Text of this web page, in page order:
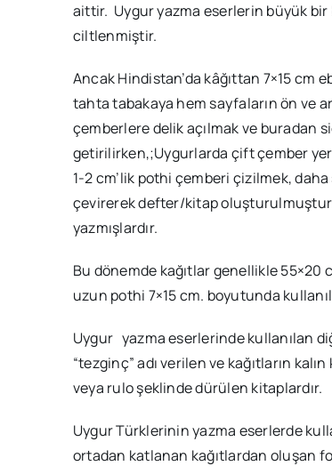
aittir. Uygur yazma eserlerin büyük bir
ciltlenmiştir.
Ancak Hindistan’da kâğıttan 7×15 cm
tahta tabakaya hem sayfaların ön ve
çemberlere delik açılmak ve buradan
getirilirken,;Uygurlarda çift çember
1-2 cm’lik pothi çemberi çizilmek,
çevirerek defter/kitap oluşturulmuştur.
yazmışlardır.
Bu dönemde kağıtlar genellikle 55×20
uzun pothi 7×15 cm. boyutunda
Uygur yazma eserlerinde kullanılan
“tezginç” adı verilen ve kağıtların
veya rulo şeklinde dürülen kitaplardır.
Uygur Türklerinin yazma eserlerde
ortadan katlanan kağıtlardan oluşan